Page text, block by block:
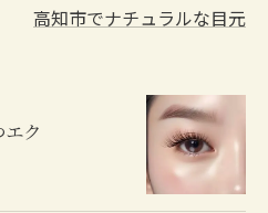
高知市でナチュラルな目元
ク